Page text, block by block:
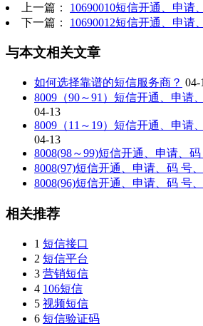
上一篇： 10690010短信开通、申请
下一篇： 10690012短信开通、申请
与本文相关文章
如何选择靠谱的短信服务商？ 04-
8009（90～91）短信开通、申请
04-13
8009（11～19）短信开通、申请
04-13
8008(98～99)短信开通、申请、
8008(97)短信开通、申请、码 号
8008(96)短信开通、申请、码 号
相关推荐
1 短信接口
2 短信平台
3 营销短信
4 106短信
5 视频短信
6 短信验证码